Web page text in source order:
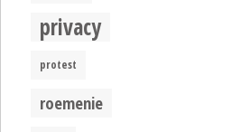
privacy
protest
roemenie